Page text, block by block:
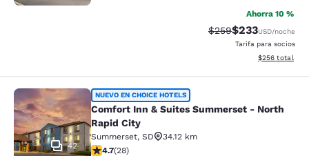
Ahorra 10 %
Precio tachado:
$259Precio con
$233USD/noche
Tarifa para socios
Ver detalles
$256 total
Comfort Inn & Suites Summerset -
42
NUEVO EN CHOICE HOTELS
Comfort Inn & Suites Summerset - North
Rapid City
Summerset, SD
34.12 km
calificación de 4.71 estrellas. Excepcional. 28 reseñas
4.7(28)